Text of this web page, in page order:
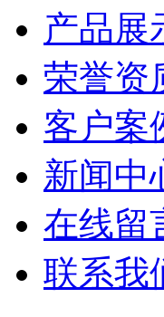
产品展
荣誉资
客户案
新闻中
在线留
联系我